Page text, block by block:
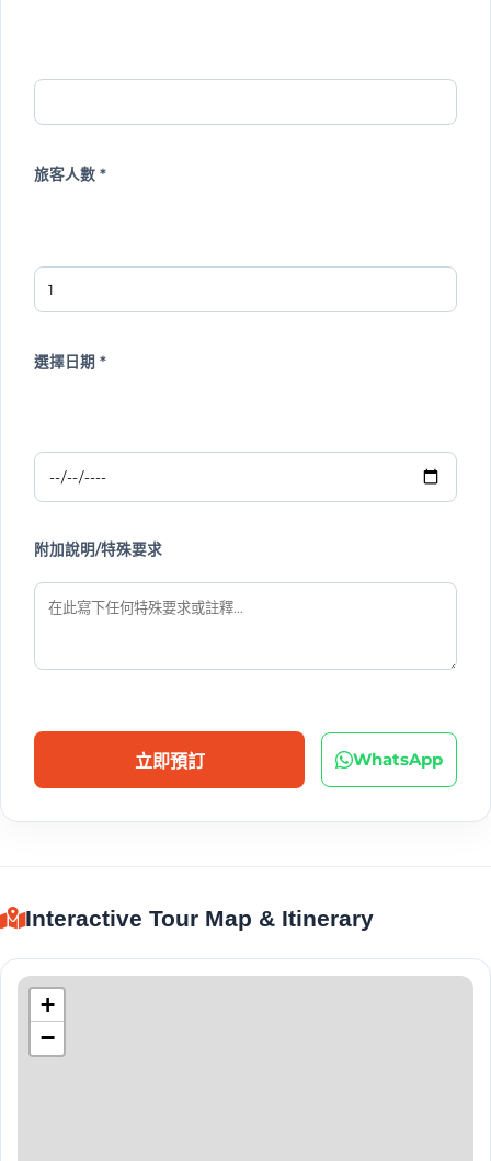
旅客人數 *
選擇日期 *
附加說明/特殊要求
立即預訂 WhatsApp
Interactive Tour Map & Itinerary
+
−